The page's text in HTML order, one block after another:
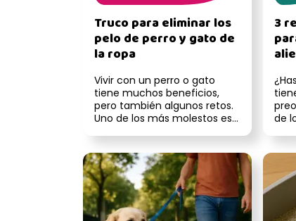
Truco para eliminar los
pelo de perro y gato de
la ropa
Vivir con un perro o gato
tiene muchos beneficios,
pero también algunos retos.
Uno de los más molestos es
3
de